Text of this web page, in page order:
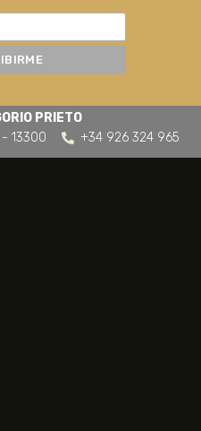
PRIETO
- 13300
+34 926 324 965